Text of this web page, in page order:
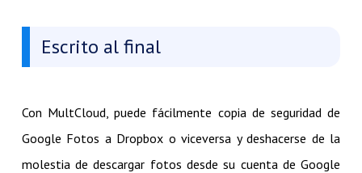
Escrito al final
Con MultCloud, puede fácilmente copia de seguridad de
Google Fotos a Dropbox o viceversa y deshacerse de la
molestia de descargar fotos desde su cuenta de Google